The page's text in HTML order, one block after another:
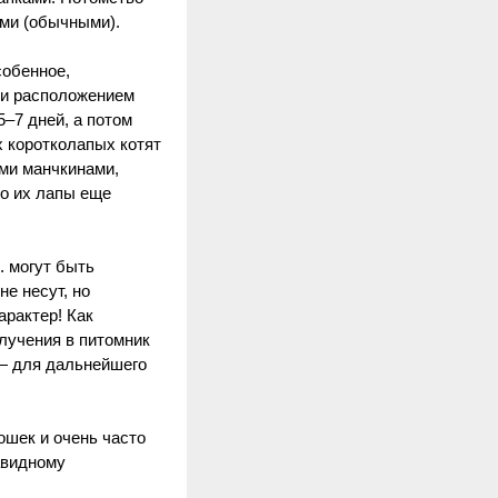
(обычными).
расположением
дней, а потом
котят
манчкинами,
их лапы еще
могут быть
несут, но
Как
в питомник
для дальнейшего
и очень часто